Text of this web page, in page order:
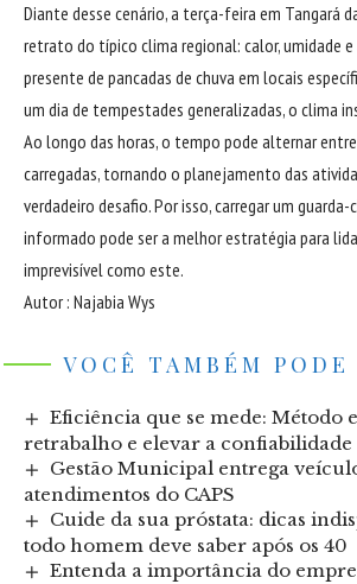
Diante desse cenário, a terça-feira em Tangará
retrato do típico clima regional: calor, umidade e
presente de pancadas de chuva em locais
um dia de tempestades generalizadas, o clima
Ao longo das horas, o tempo pode alternar
carregadas, tornando o planejamento das
verdadeiro desafio. Por isso, carregar um
informado pode ser a melhor estratégia para
imprevisível como este.
Autor : Najabia Wys
VOCÊ TAMBÉM PODE
Eficiência que se mede: Método
retrabalho e elevar a confiabilidade
Gestão Municipal entrega
atendimentos do CAPS
Cuide da sua próstata: dicas
todo homem deve saber após os 40
Entenda a importância do